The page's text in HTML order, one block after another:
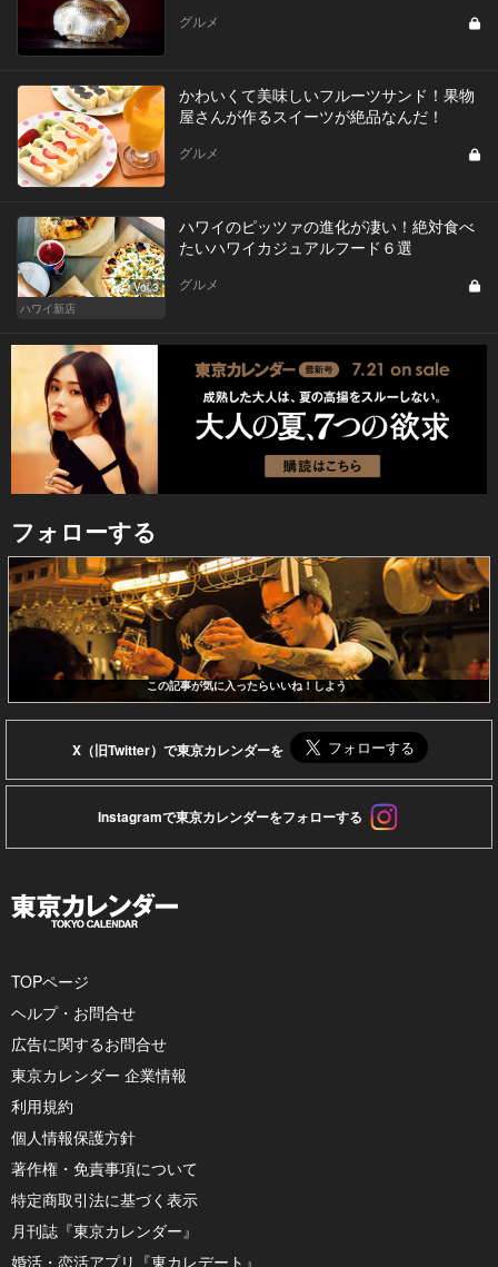
グルメ
かわいくて美味しいフルーツサンド！果物
屋さんが作るスイーツが絶品なんだ！
グルメ
Vol.3
ハワイ新店
ハワイのピッツァの進化が凄い！絶対食べ
たいハワイカジュアルフード６選
グルメ
フォローする
この記事が気に入ったらいいね！しよう
X（旧Twitter）で東京カレンダーを
Instagramで東京カレンダーをフォローする
TOPページ
ヘルプ・お問合せ
広告に関するお問合せ
東京カレンダー 企業情報
利用規約
個人情報保護方針
著作権・免責事項について
特定商取引法に基づく表示
月刊誌『東京カレンダー』
婚活・恋活アプリ『東カレデート』